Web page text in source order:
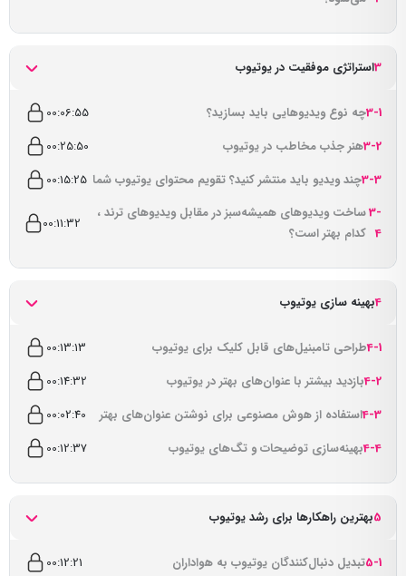
3استراتژی موفقیت در یوتیوب
3-1چه نوع ویدیوهایی باید بسازید؟
00:06:55
3-2هنر جذب مخاطب در یوتیوب
00:25:50
3-3چند ویدیو باید منتشر کنید؟ تقویم محتوای یوتیوب شما 00:15:25
3-
4
ساخت ویدیوهای همیشه‌سبز در مقابل ویدیوهای ترند ،
کدام بهتر است؟
00:11:32
4بهینه سازی یوتیوب
4-1طراحی تامبنیل‌های قابل کلیک برای یوتیوب
00:13:13
4-2بازدید بیشتر با عنوان‌های بهتر در یوتیوب
00:14:32
4-3استفاده از هوش مصنوعی برای نوشتن عنوان‌های بهتر
00:02:40
4-4بهینه‌سازی توضیحات و تگ‌های یوتیوب 00:12:37
5بهترین راهکارها برای رشد یوتیوب
5-1تبدیل دنبال‌کنندگان یوتیوب به هواداران
00:12:21